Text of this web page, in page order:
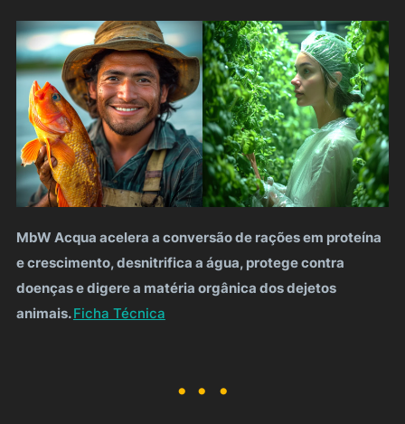
MbW Acqua acelera a conversão de rações em proteína
e crescimento, desnitrifica a água, protege contra
doenças e digere a matéria orgânica dos dejetos
animais.Ficha Técnica
. . .